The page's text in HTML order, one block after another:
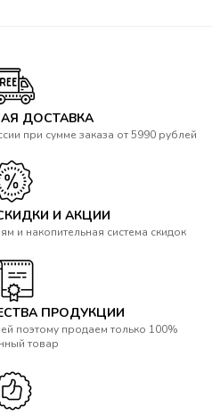
ДОСТАВКА
при сумме заказа от 5990 рублей
И АКЦИИ
и накопительная система скидок
ПРОДУКЦИИ
поэтому продаем только 100%
товар